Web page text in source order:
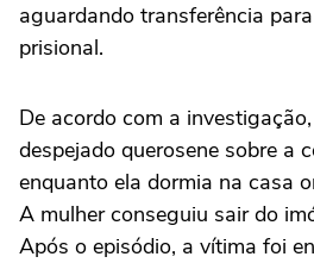
aguardando transferência
prisional.
De acordo com a
despejado querosene sobre a
enquanto ela dormia na casa
A mulher conseguiu sair do
Após o episódio, a vítima foi